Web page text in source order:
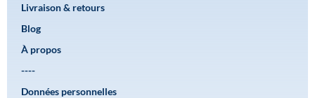
Livraison & retours
Blog
À propos
----
Données personnelles